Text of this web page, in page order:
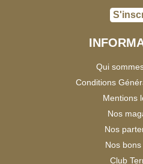
Qui
Conditions
Mentions
Nos
Nos
Nos
Club